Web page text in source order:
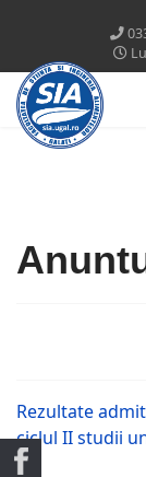
Rezultate
ciclul II studii